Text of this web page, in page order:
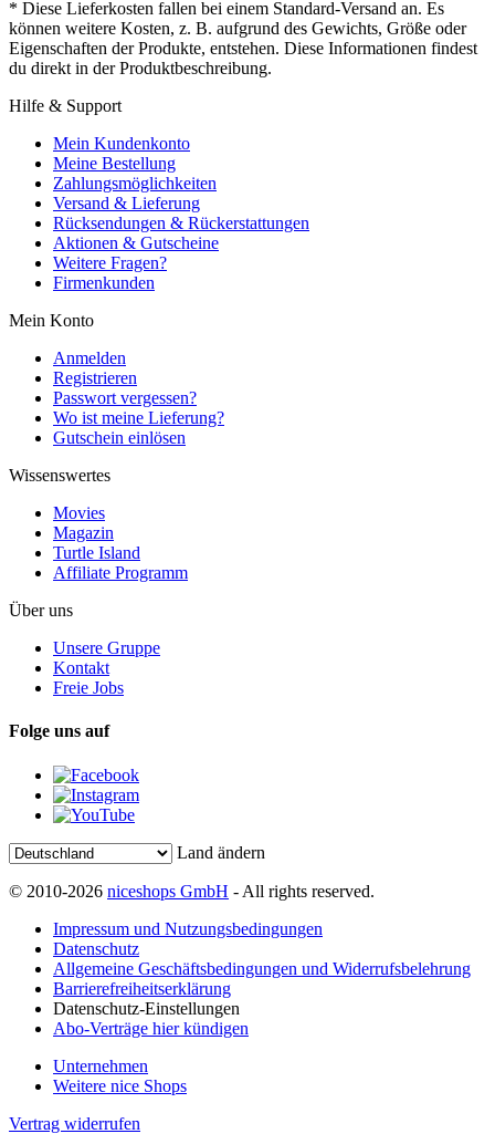
* Diese Lieferkosten fallen bei einem Standard-Versand an. Es
können weitere Kosten, z. B. aufgrund des Gewichts, Größe oder
Eigenschaften der Produkte, entstehen. Diese Informationen findest
du direkt in der Produktbeschreibung.
Hilfe & Support
Mein Kundenkonto
Meine Bestellung
Zahlungsmöglichkeiten
Versand & Lieferung
Rücksendungen & Rückerstattungen
Aktionen & Gutscheine
Weitere Fragen?
Firmenkunden
Mein Konto
Anmelden
Registrieren
Passwort vergessen?
Wo ist meine Lieferung?
Gutschein einlösen
Wissenswertes
Movies
Magazin
Turtle Island
Affiliate Programm
Über uns
Unsere Gruppe
Kontakt
Freie Jobs
Folge uns auf
Land ändern
© 2010-2026 niceshops GmbH - All rights reserved.
Impressum und Nutzungsbedingungen
Datenschutz
Allgemeine Geschäftsbedingungen und Widerrufsbelehrung
Barrierefreiheitserklärung
Datenschutz-Einstellungen
Abo-Verträge hier kündigen
Unternehmen
Weitere nice Shops
Vertrag widerrufen